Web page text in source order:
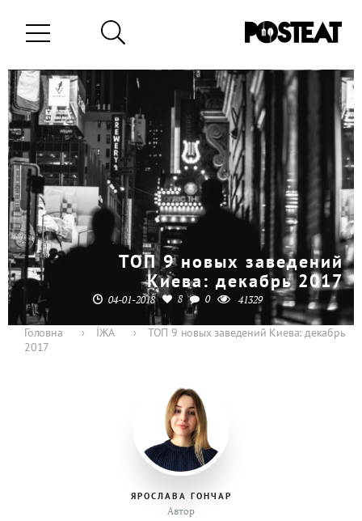
ТОП 9 новых заведений
Киева: декабрь 2017
04-01-2018 8 0 41329
Головна › ЇЖА ›
ТОП 9 новых заведений Киева: декабрь
2017
ЯРОСЛАВА ГОНЧАР
Автор